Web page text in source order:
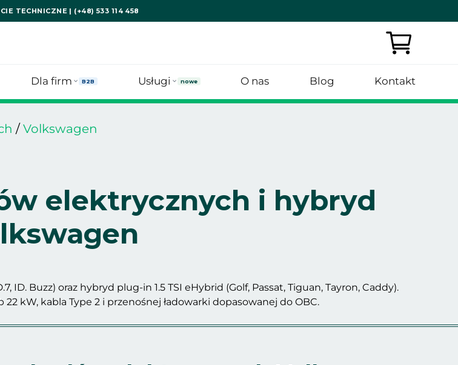
Dla firm B2B Usługi nowe O nas Blog Kontakt
TECHNICZNE | (+48) 533 114 458
/ Volkswagen
elektrycznych i hybryd
ID. Buzz) oraz hybryd plug-in 1.5 TSI eHybrid (Golf, Passat, Tiguan, Tayron, Caddy).
kW, kabla Type 2 i przenośnej ładowarki dopasowanej do OBC.